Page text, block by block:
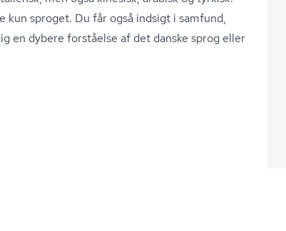
kun sproget. Du får også indsigt i samfund,
en dybere forståelse af det danske sprog eller